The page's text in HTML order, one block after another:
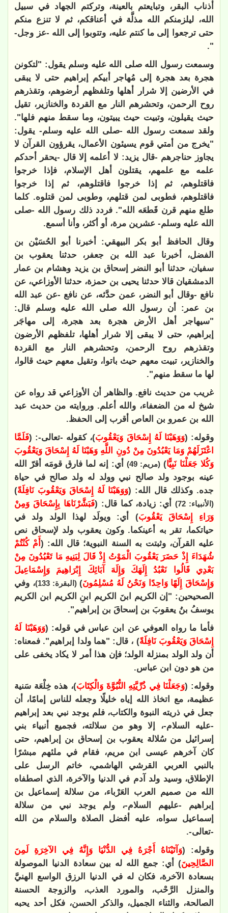
أذناب البقر، وتبايعتم بالعينة، وتركتم الجهاد في سبيل
الله، ليلزمنكم الله مذلَّة في أعناقكم، ثم لا تنزع منكم
حتى ترجعوا إلى ما كنتم عليه، وتتوبوا إلى الله -عز وجل-
".
وسمعت رسول الله صلى الله عليه وسلم يقول: "لتكونن
هجرة بعد هجرة إلى مُهاجر أبيكم إبراهيم حتى لا يبقى
في الأرضين إلا شرار أهلها وتلفظهم أرضوهم، وتقذرهم
روح الرحمن، وتحشرهم النار مع القردة والخنازير، تقيل
حيث يقيلون، وتبيت حيث يبيتون، وما سقط منهم فلها".
ولقد سمعت رسول الله -صلى الله عليه وسلم- يقول:
"يخرج من أمتي قوم يسيئون الأعمال، يقرؤون القرآن لا
يجاوز حناجرهم -قال يزيد: لا أعلمه إلا قال -يحقر أحدكم
علمه مع علمهم، يقتلون أهل الإسلام، فإذا خرجوا
فاقتلوهم، ثم إذا خرجوا فاقتلوهم، ثم إذا خرجوا
فاقتلوهم، فطوبى لمن قتلهم، وطوبى لمن قتلوه. كلما
طلع منهم قرن قَطعَه الله". فردد ذلك رسول الله -صلى
الله عليه وسلم- عشرين مرة، أو أكثر، وأنا أسمع.
وقال الحافظ أبو بكر البيهقي: أخبرنا أبو الحُسَيْن بن
الفضل، أخبرنا عبد الله بن جعفر، حدثنا يعقوب بن
سفيان، حدثنا أبو النضر إسحاق بن يزيد وهشام بن عمار
الدمشقيان قالا حدثنا يحيى بن حمزة، حدثنا الأوزاعي، عن
نافع -وقال أبو النضر، عمن حدَّثه، عن نافع -عن عبد الله
بن عمر: أن رسول الله صلى الله عليه وسلم قال:
"سيهاجر أهل الأرض هجرة بعد هجرة، إلى مهاجَر
إبراهيم، حتى لا يبقى إلا شرار أهلها، تلفظهم الأرضون
وتقذرهم روح الرحمن، وتحشرهم النار مع القردة
والخنازير، تبيت معهم حيث باتوا، وتقيل معهم حيث قالوا،
لها ما سقط منهم".
غريب من حديث نافع. والظاهر أن الأوزاعي قد رواه عن
شيخ له من الضعفاء، والله أعلم. وروايته من حديث عبد
الله بن عمرو بن العاص أقرب إلى الحفظ.
وقوله: (وَوَهَبْنَا لَهُ إِسْحَاقَ وَيَعْقُوبَ)، كقوله -تعالى-: (فَلَمَّا
اعْتَزَلَهُمْ وَمَا يَعْبُدُونَ مِنْ دُونِ اللَّهِ وَهَبْنَا لَهُ إِسْحَاقَ وَيَعْقُوبَ
وَكُلا جَعَلْنَا نَبِيًّا) (مريم: 49)
أي: إنه لما فارق قومَه أقرّ الله
عينه بوجود ولد صالح نبي وولد له ولد صالح في حياة
جده. وكذلك قال الله: (وَوَهَبْنَا لَهُ إِسْحَاقَ وَيَعْقُوبَ نَافِلَةً)
(الأنبياء: 72) أي: زيادة، كما قال: (فَبَشَّرْنَاهَا بِإِسْحَاقَ وَمِنْ
وَرَاءِ إِسْحَاقَ يَعْقُوبَ) أي: ويولَد لهذا الولد ولد في
حياتكما، تقر به أعينكما. وكون يعقوب ولد لإسحاق نص
عليه القرآن، وثبتت به السنة النبوية؛ قال الله: (أَمْ كُنْتُمْ
شُهَدَاءَ إِذْ حَضَرَ يَعْقُوبَ الْمَوْتُ إِذْ قَالَ لِبَنِيهِ مَا تَعْبُدُونَ مِنْ
بَعْدِي قَالُوا نَعْبُدُ إِلَهَكَ وَإِلَهَ آبَائِكَ إِبْرَاهِيمَ وَإِسْمَاعِيلَ
وَإِسْحَاقَ إِلَهًا وَاحِدًا وَنَحْنُ لَهُ مُسْلِمُونَ)(البقرة: 133)
، وفي
الصحيحين: "إن الكريم ابنَ الكريم ابنِ الكريم ابن الكريم
يوسفُ بنُ يعقوبَ بن إسحاقَ بن إبراهيم".
فأما ما رواه العوفي عن ابن عباس في قوله: (وَوَهَبْنَا لَهُ
إِسْحَاقَ وَيَعْقُوبَ نَافِلَةً) ، قال: "هما ولدا إبراهيم". فمعناه:
أن ولد الولد بمنزلة الولد؛ فإن هذا أمر لا يكاد يخفى على
من هو دون ابن عباس.
وقوله: (وَجَعَلْنَا فِي ذُرِّيَّتِهِ النُّبُوَّةَ وَالْكِتَابَ)، هذه خِلْعَة سَنية
عظيمة، مع اتخاذ الله إياه خليلًا وجعله للناس إمامًا، أن
جعل في ذريته النبوة والكتاب، فلم يوجد نبي بعد إبراهيم
-عليه السلام-، إلا وهو من سلالته، فجميع أنبياء بني
إسرائيل من سُلالة يعقوب بن إسحاق بن إبراهيم، حتى
كان آخرهم عيسى ابن مريم، فقام في ملئهم مبشرًا
بالنبي العربي القرشي الهاشمي، خاتم الرسل على
الإطلاق، وسيد ولد آدم في الدنيا والآخرة، الذي اصطفاه
الله من صميم العرب العَرْباء، من سلالة إسماعيل بن
إبراهيم -عليهم السلام-، ولم يوجد نبي من سلالة
إسماعيل سواه، عليه أفضل الصلاة والسلام من الله
-تعالى-.
وقوله: (وَآتَيْنَاهُ أَجْرَهُ فِي الدُّنْيَا وَإِنَّهُ فِي الآخِرَةِ لَمِنَ
الصَّالِحِينَ) أي: جمع الله له بين سعادة الدنيا الموصولة
بسعادة الآخرة، فكان له في الدنيا الرزق الواسع الهنيَّ
والمنزل الرَّحْب، والمورد العذب، والزوجة الحسنة
الصالحة، والثناء الجميل، والذكر الحسن، فكل أحد يحبه